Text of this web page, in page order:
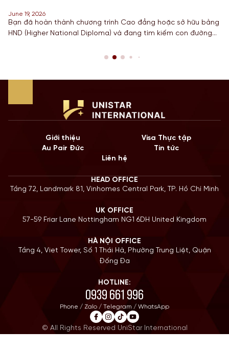
June 19, 2026
Bạn đã hoàn thành chương trình Cao đẳng hoặc sở hữu bằng
HND (Higher National Diploma) và đang tìm kiếm con đường
Quốc gia có nền giáo dục hàng đầu? Lộ trình chuyển tiếp
Giới thiệu
Visa Thực tập
Au Pair Đức
Tin tức
Liên hệ
HEAD OFFICE
Tầng 72, Landmark 81, Vinhomes Central Park, TP. Hồ Chí Minh
UK OFFICE
57-59 Friar Lane Nottingham NG1 6DH United Kingdom
HÀ NỘI OFFICE
Tầng 4, Viet Tower, Số 1 Thái Hà, Phường Trung Liệt, Quận
Đống Đa
HOTLINE:
0939 661 996
Phone / Zalo / Telegram / WhatsApp
© All Rights Reserved UniStar International